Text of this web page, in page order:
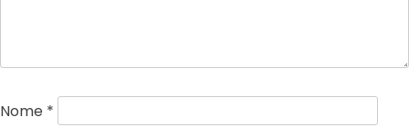
Nome *